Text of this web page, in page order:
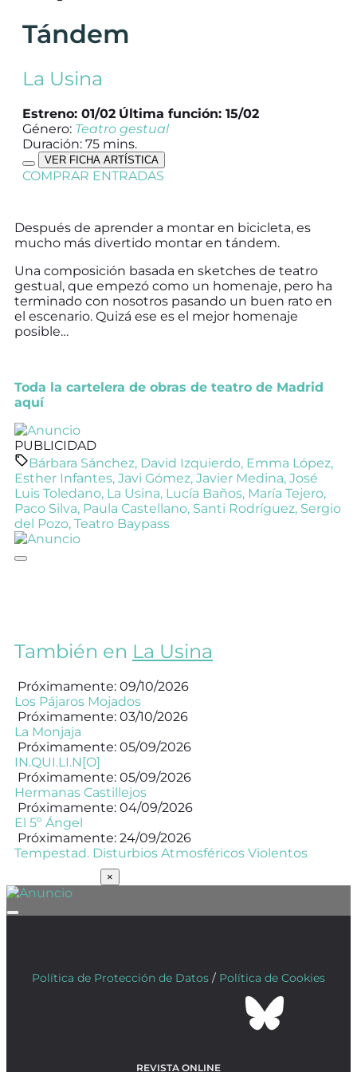
Tándem
La Usina
Estreno: 01/02 Última función: 15/02
Género: Teatro gestual
Duración: 75 mins.
VER FICHA ARTÍSTICA
COMPRAR ENTRADAS
Después de aprender a montar en bicicleta, es
mucho más divertido montar en tándem.
Una composición basada en sketches de teatro
gestual, que empezó como un homenaje, pero ha
terminado con nosotros pasando un buen rato en
el escenario. Quizá ese es el mejor homenaje
posible…
Toda la cartelera de obras de teatro de Madrid
aquí
PUBLICIDAD
Bárbara Sánchez, David Izquierdo, Emma López,
Esther Infantes, Javi Gómez, Javier Medina, José
Luis Toledano, La Usina, Lucía Baños, María Tejero,
Paco Silva, Paula Castellano, Santi Rodríguez, Sergio
del Pozo, Teatro Baypass
También en La Usina
Próximamente: 09/10/2026
Los Pájaros Mojados
Próximamente: 03/10/2026
La Monjaja
Próximamente: 05/09/2026
IN.QUI.LI.N[O]
Próximamente: 05/09/2026
Hermanas Castillejos
Próximamente: 04/09/2026
El 5º Ángel
Próximamente: 24/09/2026
Tempestad. Disturbios Atmosféricos Violentos
×
Política de Protección de Datos / Política de Cookies
REVISTA ONLINE